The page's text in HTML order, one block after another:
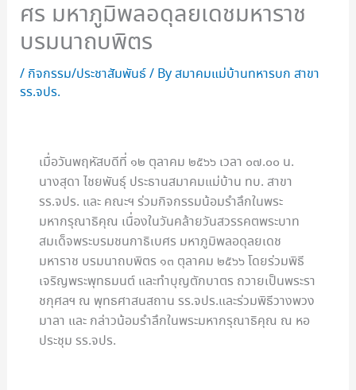
ศร มหาภูมิพลอดุลยเดชมหาราช
บรมนาถบพิตร
/ กิจกรรม/ประชาสัมพันธ์/ Byสมาคมแม่บ้านทหารบก สาขา
รร.จปร.
เมื่อวันพฤหัสบดีที่ ๑๒ ตุลาคม ๒๕๖๖ เวลา ๐๗.๐๐ น.
นางสุดา ไชยพันธ์ุ ประธานสมาคมแม่บ้าน ทบ. สาขา
รร.จปร. และ คณะฯ ร่วมกิจกรรมน้อมรำลึกในพระ
มหากรุณาธิคุณ เนื่องในวันคล้ายวันสวรรคตพระบาท
สมเด็จพระบรมชนกาธิเบศร มหาภูมิพลอดุลยเดช
มหาราช บรมนาถบพิตร ๑๓ ตุลาคม ๒๕๖๖ โดยร่วมพิธี
เจริญพระพุทธมนต์ และทำบุญตักบาตร ถวายเป็นพระรา
ชกุศลฯ ณ พุทธศาสนสถาน รร.จปร.และร่วมพิธีวางพวง
มาลา และ กล่าวน้อมรำลึกในพระมหากรุณาธิคุณ ณ หอ
ประชุม รร.จปร.